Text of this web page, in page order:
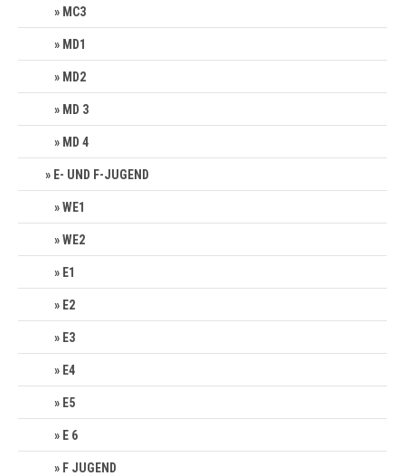
MC3
MD1
MD2
MD 3
MD 4
E- UND F-JUGEND
WE1
WE2
E1
E2
E3
E4
E5
E 6
F JUGEND